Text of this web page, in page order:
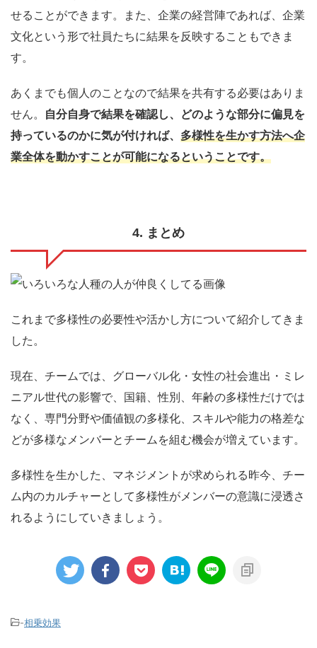
せることができます。
また、企業の経営陣であれば、企業
文化という形で社員たちに結果を反映することもでき ま
す。
あくまでも個人のことなので結果を共有する必要はありま
せん。 自分自身で結果を確認し、どのような部分に偏見を
持っているのかに気が付ければ、 多様性を生かす方法へ企
業全体を動かすことが可能になるということです。
4. まとめ
これまで多様性の必要性や活かし方について紹介してきま
した。
現在、チームでは、グローバル化・女性の社会進出・ミレ
ニアル世代の影響で、国籍、性別、年齢の多様性だけでは
なく、専門分野や価値観の多様化、スキルや能力の格差な
どが多様なメンバーとチームを組む機会が増えています。
多様性を生かした、マネジメントが求められる昨今、チー
ム内のカルチャーとして多様性がメンバーの意識に浸透さ
れるようにしていきましょう。
-相乗効果